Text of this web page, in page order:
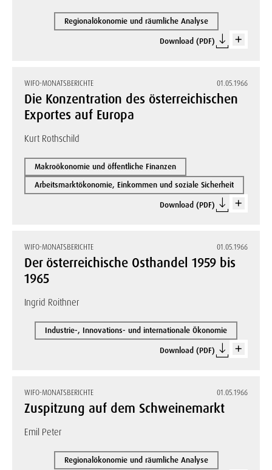
Regionalökonomie und räumliche Analyse
Download (PDF)
WIFO-MONATSBERICHTE 01.05.1966
Die Konzentration des österreichischen
Exportes auf Europa
Kurt Rothschild
Makroökonomie und öffentliche Finanzen
Arbeitsmarktökonomie, Einkommen und soziale Sicherheit
Download (PDF)
WIFO-MONATSBERICHTE 01.05.1966
Der österreichische Osthandel 1959 bis
1965
Ingrid Roithner
Industrie-, Innovations- und internationale Ökonomie
Download (PDF)
WIFO-MONATSBERICHTE 01.05.1966
Zuspitzung auf dem Schweinemarkt
Emil Peter
Regionalökonomie und räumliche Analyse